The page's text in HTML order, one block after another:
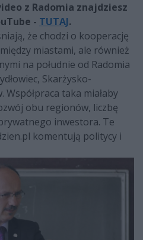
z Radomia znajdziesz
- TUTAJ.
że chodzi o kooperację
miastami, ale również
na południe od Radomia
Skarżysko-
Współpraca taka miałaby
obu regionów, liczbę
inwestora. Te
komentują politycy i